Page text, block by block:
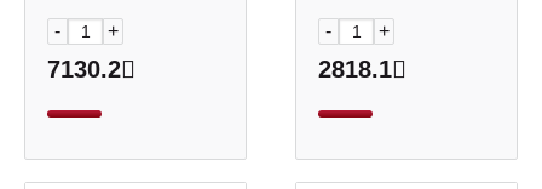
- +
7130.2
- +
2818.1